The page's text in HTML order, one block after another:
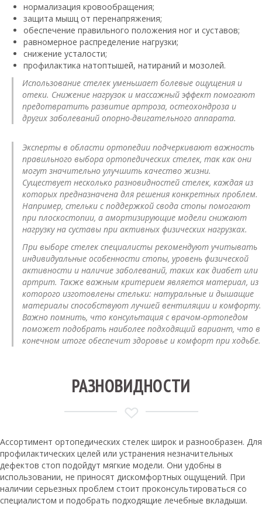
нормализация кровообращения;
защита мышц от перенапряжения;
обеспечение правильного положения ног и суставов;
равномерное распределение нагрузки;
снижение усталости;
профилактика натоптышей, натираний и мозолей.
Использование стелек уменьшает болевые ощущения и
отеки. Снижение нагрузок и массажный эффект помогают
предотвратить развитие артроза, остеохондроза и
других заболеваний опорно-двигательного аппарата.
Эксперты в области ортопедии подчеркивают важность
правильного выбора ортопедических стелек, так как они
могут значительно улучшить качество жизни.
Существует несколько разновидностей стелек, каждая из
которых предназначена для решения конкретных проблем.
Например, стельки с поддержкой свода стопы помогают
при плоскостопии, а амортизирующие модели снижают
нагрузку на суставы при активных физических нагрузках.
При выборе стелек специалисты рекомендуют учитывать
индивидуальные особенности стопы, уровень физической
активности и наличие заболеваний, таких как диабет или
артрит. Также важным критерием является материал, из
которого изготовлены стельки: натуральные и дышащие
материалы способствуют лучшей вентиляции и комфорту.
Важно помнить, что консультация с врачом-ортопедом
поможет подобрать наиболее подходящий вариант, что в
конечном итоге обеспечит здоровье и комфорт при ходьбе.
РАЗНОВИДНОСТИ
Ассортимент ортопедических стелек широк и разнообразен. Для
профилактических целей или устранения незначительных
дефектов стоп подойдут мягкие модели. Они удобны в
использовании, не приносят дискомфортных ощущений. При
наличии серьезных проблем стоит проконсультироваться со
специалистом и подобрать подходящие лечебные вкладыши.